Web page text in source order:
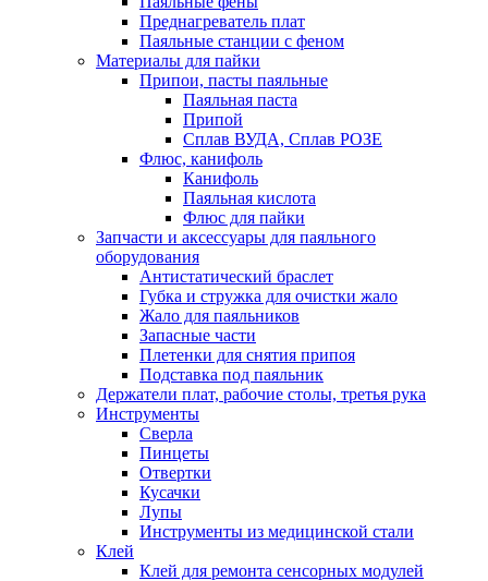
Преднагреватель плат
Паяльные станции с феном
Материалы для пайки
Припои, пасты паяльные
Паяльная паста
Припой
Сплав ВУДА, Сплав РОЗЕ
Флюс, канифоль
Канифоль
Паяльная кислота
Флюс для пайки
Запчасти и аксессуары для паяльного
оборудования
Антистатический браслет
Губка и стружка для очистки жало
Жало для паяльников
Запасные части
Плетенки для снятия припоя
Подставка под паяльник
Держатели плат, рабочие столы, третья рука
Инструменты
Сверла
Пинцеты
Отвертки
Кусачки
Лупы
Инструменты из медицинской стали
Клей
Клей для ремонта сенсорных модулей